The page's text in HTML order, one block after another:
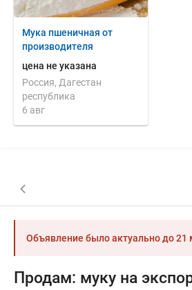
Мука пшеничная от
производителя
цена не указана
Россия, Дагестан
республика
6 авг
Назад к списку объявлений
Объявление было актуально до21
Продам: муку на